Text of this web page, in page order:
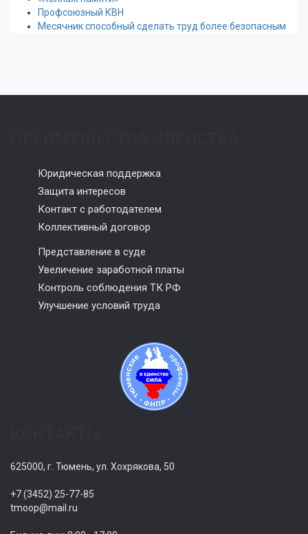
Профсоюзный КВН
Месячник способный сделать труд более безопасным
Юридическая поддержка
Защита интересов
Контакт с работодателем
Коллективный договор
Представление в суде
Увеличение заработной платы
Контроль соблюдения ТК РФ
Улучшение условий труда
625000, г. Тюмень, ул. Хохрякова, 50
+7 (3452) 25-77-85
tmoop@mail.ru